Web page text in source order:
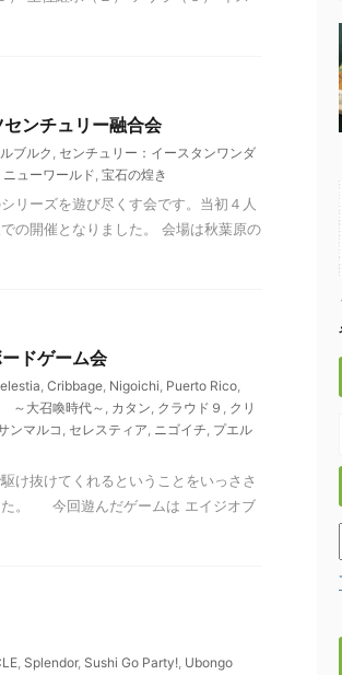
ンチュリー融合会
ブルク, センチュリー：イースタンワンダ
ューワールド, 宝石の煌き
リーズを遊び尽くす会です。当初４人
の開催となりました。 会場は秋葉原の
ドゲーム会
, Cribbage, Nigoichi, Puerto Rico,
～大召喚時代～ , カタン, クラウド９ , クリ
ンマルコ, セレスティア, ニゴイチ, プエル
け抜けてくれるということをいっささ
た。 今回遊んだゲームは エイジオブ
, Splendor, Sushi Go Party!, Ubongo